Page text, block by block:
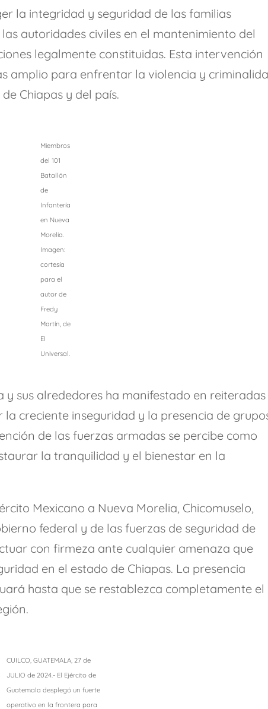
la integridad y seguridad de las familias
autoridades civiles en el mantenimiento del
legalmente constituidas. Esta intervención
amplio para enfrentar la violencia y
Chiapas y del país.
Miembros
del 101
Batallón
de
Infantería
en Nueva
Morelia.
Imagen:
cortesía
para el
autor de
Fredy
Martín, de
El
Universal.
y sus alrededores ha manifestado en reiteradas
la creciente inseguridad y la presencia de
de las fuerzas armadas se percibe como
la tranquilidad y el bienestar en la
Mexicano a Nueva Morelia, Chicomuselo,
federal y de las fuerzas de seguridad de
con firmeza ante cualquier amenaza que
en el estado de Chiapas. La presencia
hasta que se restablezca completamente el
CUILCO, GUATEMALA, 27 de
JULIO de 2024.- El Ejército de
Guatemala desplegó un fuerte
operativo en la frontera para